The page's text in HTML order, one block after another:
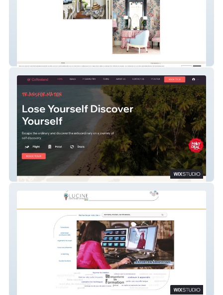
Travel N Go